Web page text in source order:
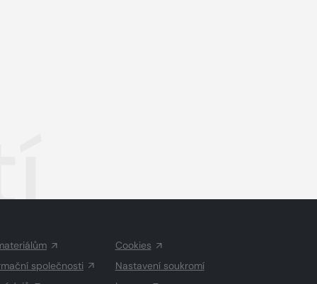
společnosti
Cookies
Nastavení soukromí